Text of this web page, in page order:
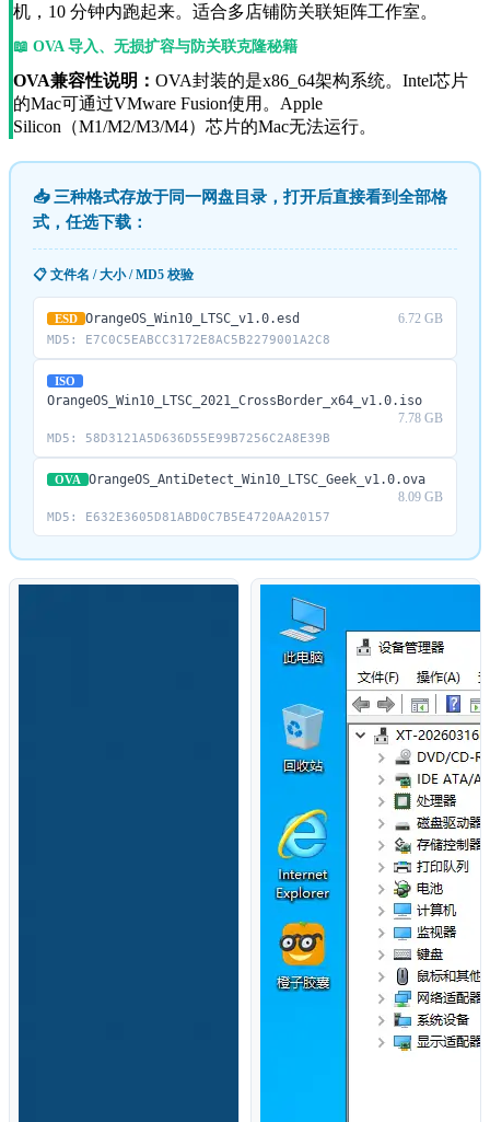
机，10 分钟内跑起来。适合多店铺防关联矩阵工作室。
📖 OVA 导入、无损扩容与防关联克隆秘籍
OVA兼容性说明： OVA封装的是x86_64架构系统。Intel芯片
的Mac可通过VMware Fusion使用。Apple
Silicon（M1/M2/M3/M4）芯片的Mac无法运行。
📥 三种格式存放于同一网盘目录，打开后直接看到全部格
式，任选下载：
📋 文件名 / 大小 / MD5 校验
ESD OrangeOS_Win10_LTSC_v1.0.esd 6.72 GB
MD5: E7C0C5EABCC3172E8AC5B2279001A2C8
ISO
OrangeOS_Win10_LTSC_2021_CrossBorder_x64_v1.0.iso
7.78 GB
MD5: 58D3121A5D636D55E99B7256C2A8E39B
OVA
OrangeOS_AntiDetect_Win10_LTSC_Geek_v1.0.ova
8.09 GB
MD5: E632E3605D81ABD0C7B5E4720AA20157